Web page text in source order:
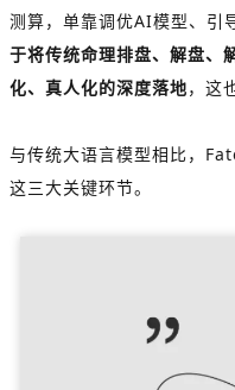
测算，单靠调优AI模型、引
于将传统命理排盘、解盘、
化、真人化的深度落地，这
与传统大语言模型相比，
这三大关键环节。